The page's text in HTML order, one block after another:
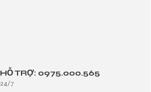
HỖ TRỢ: 0975.000.565
24/7